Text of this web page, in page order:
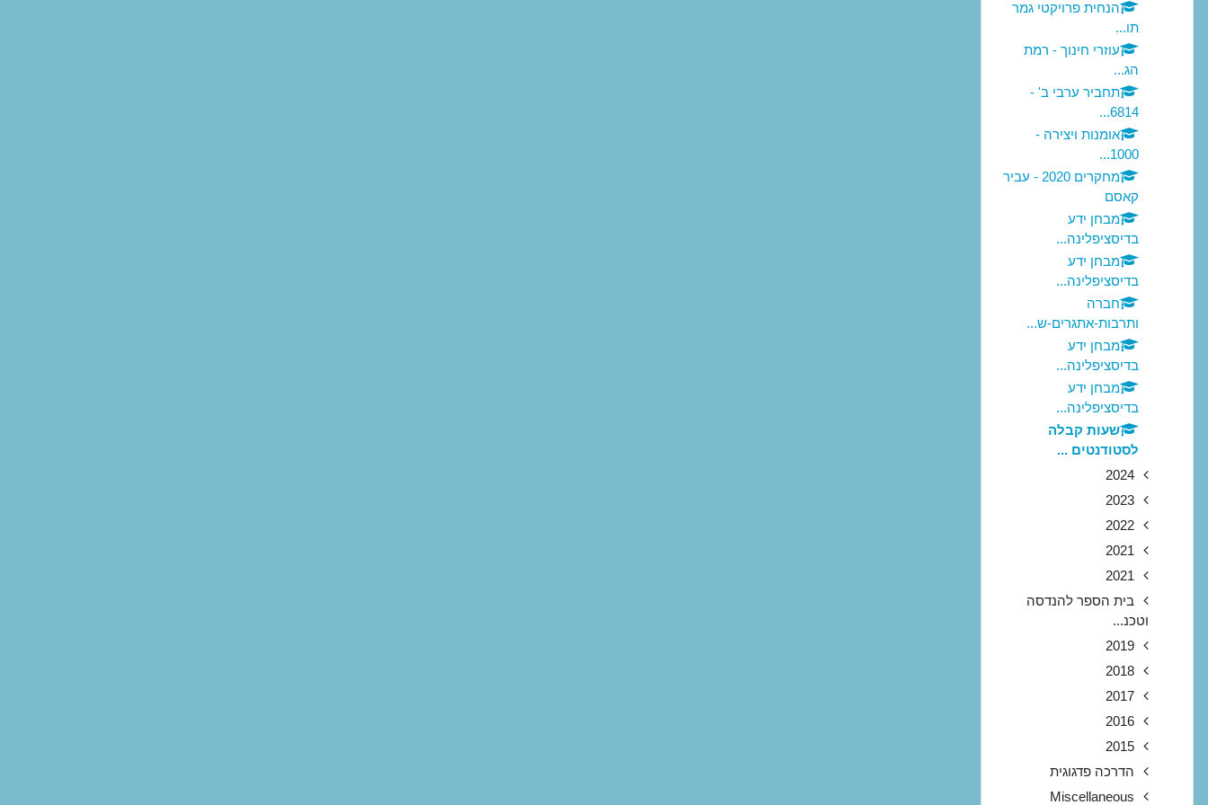
הנחית פרויקטי גמר
תו...
עוזרי חינוך - רמת
הג...
תחביר ערבי ב' -
6814...
אומנות ויצירה -
1000...
מחקרים 2020 - עביר
קאסם
מבחן ידע
בדיסציפלינה...
מבחן ידע
בדיסציפלינה...
חברה
ותרבות-אתגרים-ש...
מבחן ידע
בדיסציפלינה...
מבחן ידע
בדיסציפלינה...
שעות קבלה
לסטודנטים ...
2024
2023
2022
2021
2021
בית הספר להנדסה
וטכנ...
2019
2018
2017
2016
2015
הדרכה פדגוגית
Miscellaneous